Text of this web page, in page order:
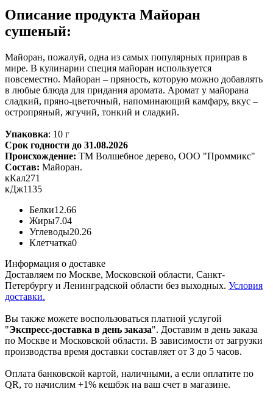
Описание продукта Майоран
сушеный:
Майоран, пожалуй, одна из самых популярных приправ в
мире. В кулинарии специя майоран используется
повсеместно. Майоран – пряность, которую можно добавлять
в любые блюда для придания аромата. Аромат у майорана
сладкий, пряно-цветочный, напоминающий камфару, вкус –
остропряный, жгучий, тонкий и сладкий.
Упаковка: 10 г
Срок годности до 31.08.2026
Происхождение: ТМ Волшебное дерево, ООО "Проммикс"
Состав: Майоран.
кКал271
кДж1135
Белки12.66
Жиры7.04
Углеводы20.26
Клетчатка0
Информация о доставке
Доставляем по Москве, Московской области, Санкт-
Петербургу и Ленинградской области без выходных. Условия
доставки.
Вы также можете воспользоваться платной услугой
"Экспресс-доставка в день заказа". Доставим в день заказа
по Москве и Московской области. В зависимости от загрузки
производства время доставки составляет от 3 до 5 часов.
Оплата банковской картой, наличными, а если оплатите по
QR, то начислим +1% кешбэк на ваш счет в магазине.